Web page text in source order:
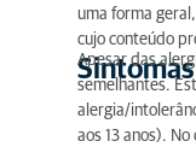
DIETAS
DIETAS
uma forma
cujo conteúdo
Sintomas
Apesar das
semelhantes.
alergia/
aos 13 anos).